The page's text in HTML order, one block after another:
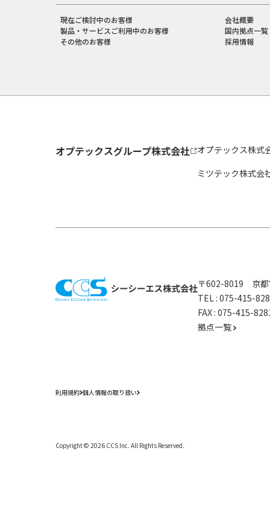
現在ご検討中のお客様
製品・サービスご利用中のお客様
その他のお客様
会社概要
国内拠点一覧
採用情報
オプテックスグループ株式会社
オプテックス株式
ミツテック株式会
〒602-8019 京都
TEL : 075-415-
FAX : 075-415-
拠点一覧
利用規約 個人情報の取り扱い
Copyright © 2026 CCS Inc. All Rights Reserved.